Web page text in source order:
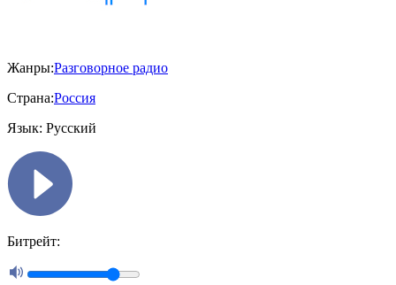
Жанры:Разговорное радио
Страна:Россия
Язык: Русский
Битрейт: